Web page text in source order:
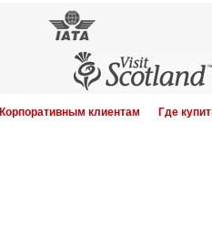
Корпоративным клиентам Где